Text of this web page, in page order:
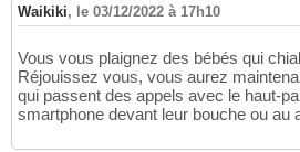
Waikiki, le 03/12/2022 à 17h10
Vous vous plaignez des bébés qui
Réjouissez vous, vous aurez
qui passent des appels avec le haut-
smartphone devant leur bouche ou au